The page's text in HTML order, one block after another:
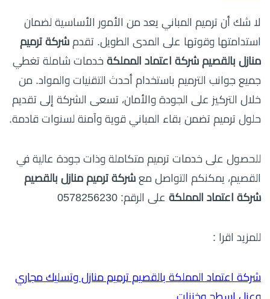
لا شك أن ترميم المباني يعد من الأمور الأساسية لضمان
استدامتها وقوتها على المدى الطويل. تقدم شركة ترميم
منازل بالقصيم شركة اعتماد المملكة خدمات شاملة تغطي
جميع جوانب الترميم باستخدام أحدث التقنيات والمواد. من
خلال التركيز على الجودة والأمان، تسعى الشركة إلى تقديم
حلول ترميم تضمن بقاء المباني قوية وآمنة لسنوات قادمة.
للحصول على خدمات ترميم متكاملة وذات جودة عالية في
القصيم، يمكنكم التواصل مع شركة ترميم منازل بالقصيم
شركة اعتماد المملكة على الرقم: 0578256230
للمزيد اقرا :
شركة اعتماد المملكة بالقصيم ترميم منازل وتسليك مجاري
وعزل اسطح وخزنات